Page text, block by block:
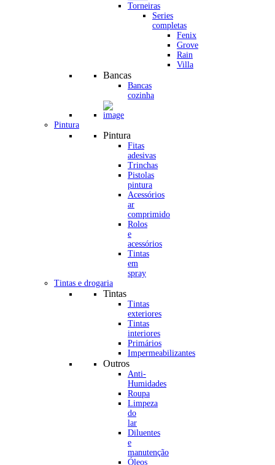
Torneiras
Series
completas
Fenix
Grove
Rain
Villa
Bancas
Bancas
cozinha
Pintura
Pintura
Fitas
adesivas
Trinchas
Pistolas
pintura
Acessórios
ar
comprimido
Rolos
e
acessórios
Tintas
em
spray
Tintas e drogaria
Tintas
Tintas
exteriores
Tintas
interiores
Primários
Impermeabilizantes
Outros
Anti-
Humidades
Roupa
Limpeza
do
lar
Diluentes
e
manutenção
Óleos